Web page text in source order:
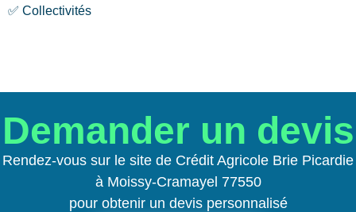
✅ Collectivités
Demander un devis
Rendez-vous sur le site de Crédit Agricole Brie Picardie
à Moissy-Cramayel 77550
pour obtenir un devis personnalisé